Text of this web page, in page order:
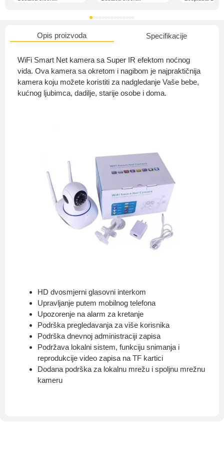
Opis proizvoda Specifikacije
WiFi Smart Net kamera sa Super IR efektom noćnog
vida. Ova kamera sa okretom i nagibom je najpraktičnija
kamera koju možete koristiti za nadgledanje Vaše bebe,
kućnog ljubimca, dadilje, starije osobe i doma.
HD dvosmjerni glasovni interkom
Upravljanje putem mobilnog telefona
Upozorenje na alarm za kretanje
Podrška pregledavanja za više korisnika
Podrška dnevnoj administraciji zapisa
Podržava lokalni sistem, funkciju snimanja i
reprodukcije video zapisa na TF kartici
Dodana podrška za lokalnu mrežu i spoljnu mrežnu
kameru
O nama
Privatnost kupca
Uvjeti i odredbe